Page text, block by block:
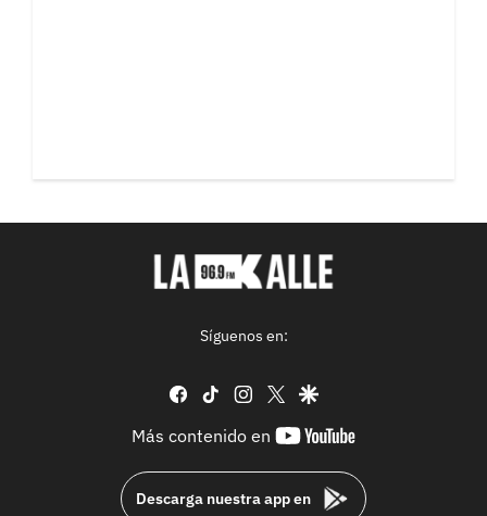
Síguenos en:
facebook
tiktok instagram
twittergoogle
Más contenido en
youtube-
Descarga nuestra app en